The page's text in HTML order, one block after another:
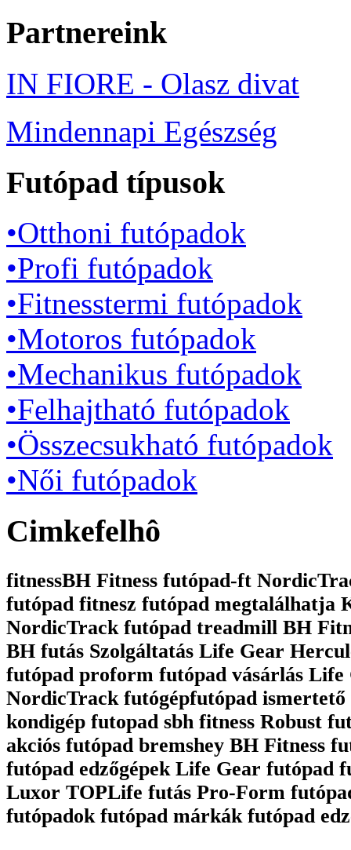
Partnereink
IN FIORE - Olasz divat
Mindennapi Egészség
Futópad típusok
•Otthoni futópadok
•Profi futópadok
•Fitnesstermi futópadok
•Motoros futópadok
•Mechanikus futópadok
•Felhajtható futópadok
•Összecsukható futópadok
•Női futópadok
Cimkefelhô
fitnessBH Fitness futópad-ft
futópad fitnesz futópad megtalálhatja
NordicTrack futópad treadmill BH
BH futás Szolgáltatás Life Gear
futópad proform futópad vásárlás
NordicTrack futógépfutópad
kondigép futopad sbh fitness Robust
akciós futópad bremshey BH Fitness
futópad edzőgépek Life Gear futópad
Luxor TOPLife futás Pro-Form
futópadok futópad márkák futópad